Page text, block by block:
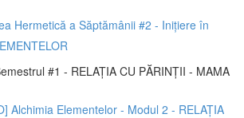
Hermetică a Săptămânii #2 - Inițiere în
#1 - RELAȚIA CU PĂRINȚII - MAMA
Alchimia Elementelor - Modul 2 - RELAȚIA